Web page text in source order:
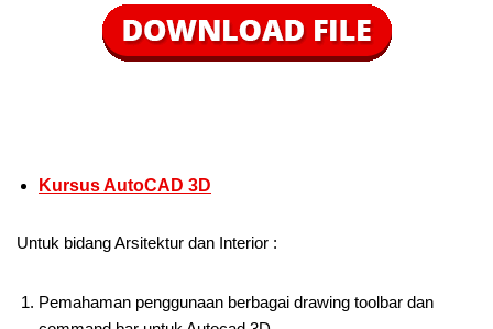
Kursus AutoCAD 3D
Untuk bidang Arsitektur dan Interior :
Pemahaman penggunaan berbagai drawing toolbar dan